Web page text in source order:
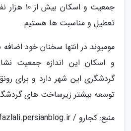
جمعیت و
تعطیل و مناسبت ها هستیم.
مومیوند در انتها سخنان خود
و اسکان این اندازه جمعیت
گردشگری این شهر دارد و برای
توسعه بیشتر زیرساخت های
منبع: کجارو / arshamfazlali.persianblog.ir / تسنیم